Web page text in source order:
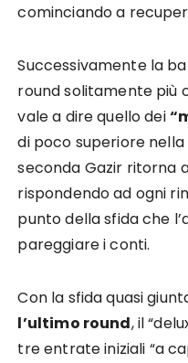
cominciando a
Successivamente la
round solitamente più
vale a dire quello dei
di poco superiore
seconda Gazir ritorna
rispondendo ad ogni
punto della sfida che
pareggiare i conti.
Con la sfida quasi
l’ultimo round, il
tre entrate iniziali “a